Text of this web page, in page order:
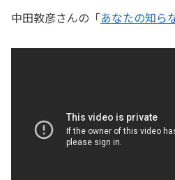
中田敦彦さんの「あなたの知ら